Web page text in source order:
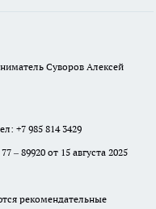
Суворов Алексей
+7 985 814 3429
– 89920 от 15 августа 2025
рекомендательные